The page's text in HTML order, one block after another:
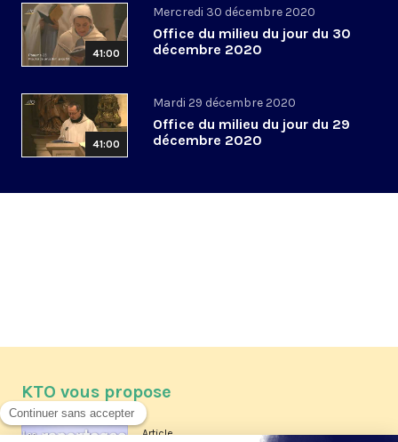
41:00
Mercredi 30 décembre 2020
Office du milieu du jour du 30
décembre 2020
41:00
Mardi 29 décembre 2020
Office du milieu du jour du 29
décembre 2020
KTO vous propose
Article